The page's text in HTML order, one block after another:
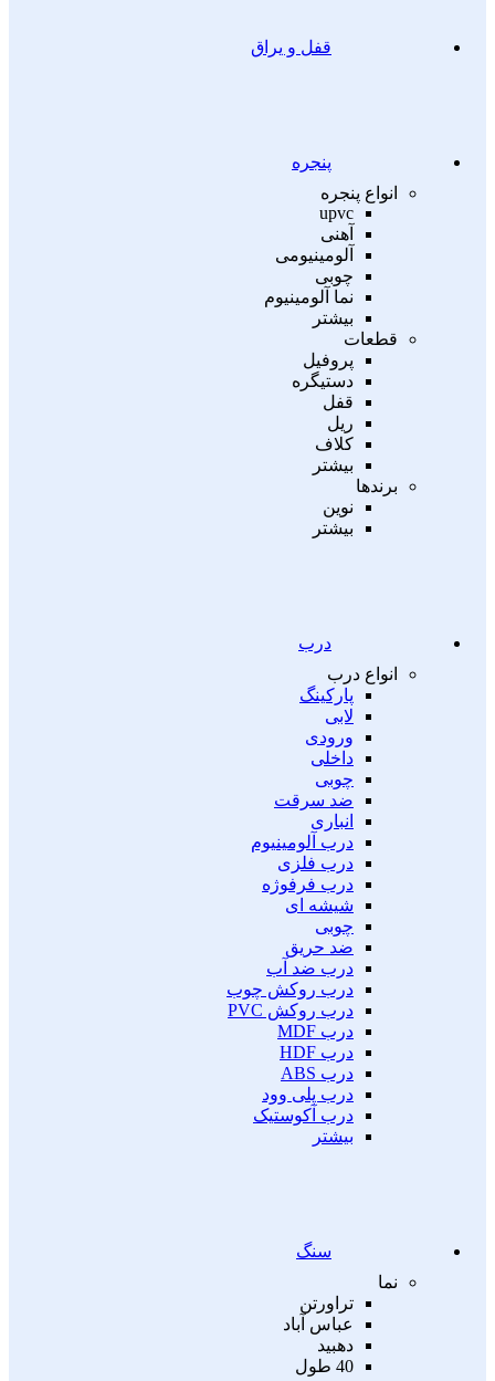
قفل و یراق
پنجره
انواع پنجره
upvc
آهنی
آلومینیومی
چوبی
نما آلومینیوم
بیشتر
قطعات
پروفیل
دستیگره
قفل
ریل
کلاف
بیشتر
برندها
نوین
بیشتر
درب
انواع درب
پارکینگ
لابی
ورودی
داخلی
چوبی
ضد سرقت
انباری
درب آلومینیوم
درب فلزی
درب فرفوژه
شیشه ای
چوبی
ضد حریق
درب ضد آب
درب روکش چوب
درب روکش PVC
درب MDF
درب HDF
درب ABS
درب پلی وود
درب آکوستیک
بیشتر
سنگ
نما
تراورتن
عباس آباد
دهبید
40 طول